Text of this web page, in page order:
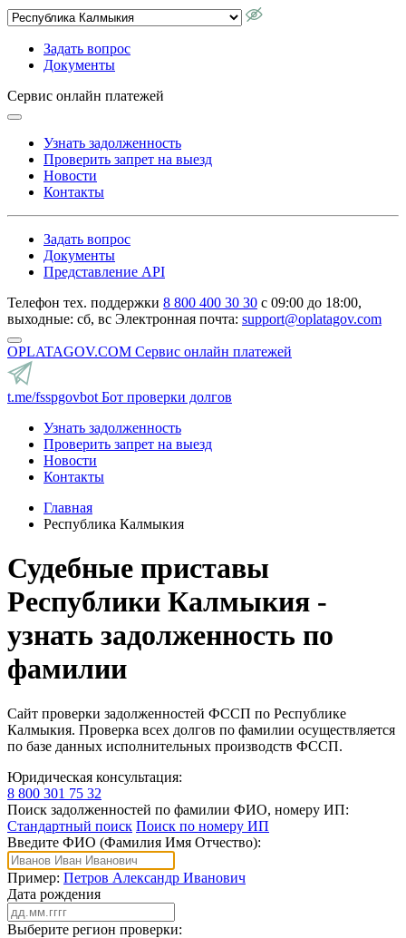
Задать вопрос
Документы
Сервис онлайн платежей
Узнать задолженность
Проверить запрет на выезд
Новости
Контакты
Задать вопрос
Документы
Представление API
Телефон тех. поддержки 8 800 400 30 30 с 09:00 до 18:00,
выходные: сб, вс Электронная почта: support@oplatagov.com
OPLATAGOV.COM Сервис онлайн платежей
t.me/fsspgovbot Бот проверки долгов
Узнать задолженность
Проверить запрет на выезд
Новости
Контакты
Главная
Республика Калмыкия
Судебные приставы
Республики Калмыкия -
узнать задолженность по
фамилии
Cайт проверки задолженностей ФССП по Республике
Калмыкия. Проверка всех долгов по фамилии осуществляется
по базе данных исполнительных производств ФССП.
Юридическая консультация:
8 800 301 75 32
Поиск задолженностей по фамилии ФИО, номеру ИП:
Стандартный поиск Поиск по номеру ИП
Введите ФИО (Фамилия Имя Отчество):
Пример: Петров Александр Иванович
Дата рождения
Выберите регион проверки: